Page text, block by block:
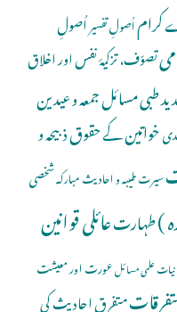
کراماُصولِ تفسیراُصولِ
تصوّف، تزکیۂ نفس اور اخلاق
طبی مسائلجمعہ و عیدین
خواتین کے حقوقذبیحہ و
سیرت طیبہ و احادیث مبارکہشخصی
)طہارتعائلی قوانین
علمی مسائلعورت اور معیشت
متفرق احادیث کی